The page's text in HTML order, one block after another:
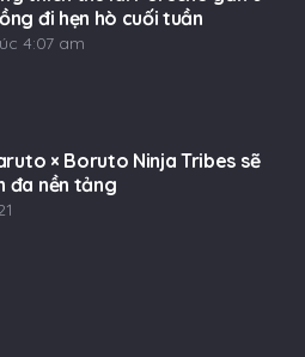
đi hẹn hò cuối tuần
4:07 am
× Boruto Ninja Tribes sẽ
đa nền tảng